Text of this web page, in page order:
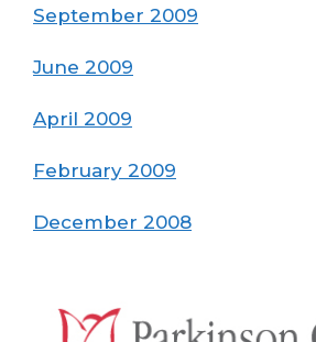
September 2009
June 2009
April 2009
February 2009
December 2008